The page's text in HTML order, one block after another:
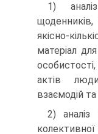
1)
щоденників,
якісно-
матеріал
актів
взаємодій та
2) аналіз
колективної